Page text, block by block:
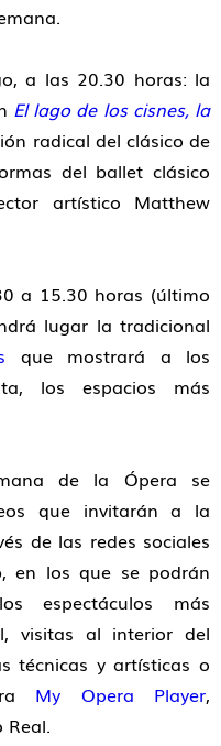
las 20.30 horas: la
El lago de los cisnes, la
radical del clásico de
del ballet clásico
artístico Matthew
a 15.30 horas (último
lugar la tradicional
que mostrará a los
los espacios más
de la Ópera se
que invitarán a la
de las redes sociales
en los que se podrán
espectáculos más
visitas al interior del
técnicas y artísticas o
My Opera Player,